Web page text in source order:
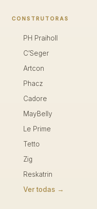
CONSTRUTORAS
PH Praiholl
C’Seger
Artcon
Phacz
Cadore
MayBelly
Le Prime
Tetto
Zig
Reskatrin
Ver todas →